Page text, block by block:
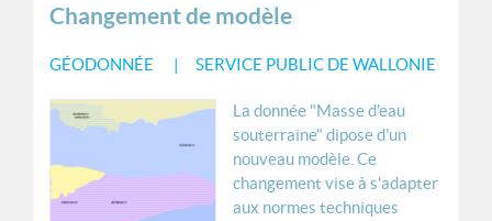
Changement de modèle
GÉODONNÉE SERVICE PUBLIC DE WALLONIE
La donnée "Masse d'eau
souterraine" dipose d'un
nouveau modèle. Ce
changement vise à s'adapter
aux normes techniques